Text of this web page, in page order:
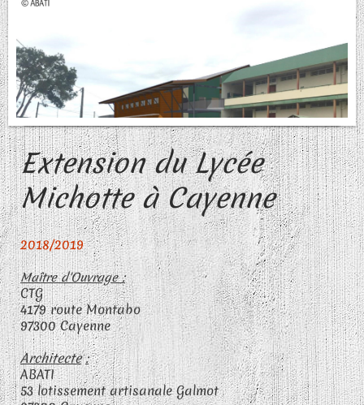
Extension du Lycée
Michotte à Cayenne
2018/2019
Maître d'Ouvrage :
CTG
4179 route Montabo
97300 Cayenne
Architecte :
ABATI
53 lotissement artisanale Galmot